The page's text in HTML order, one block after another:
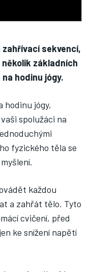
onemocněních,
sekvencí,
základních
hodinu jógy.
hodinu jógy,
spolužáci na
fyzického těla se
každou
a zahřát tělo. Tyto
cvičení, před
ke snížení napětí